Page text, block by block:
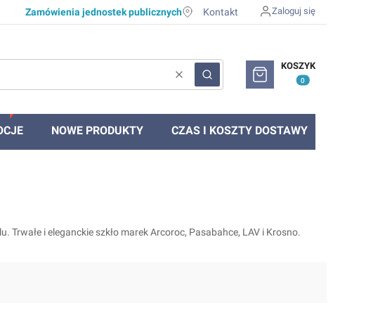
Zamówienia jednostek publicznych Kontakt Zaloguj się
WyczyśćSzukaj
Produkty w koszyku: 0.
KOSZYK
NOWE PRODUKTY CZAS I KOSZTY DOSTAWY
i eleganckie szkło marek Arcoroc, Pasabahce, LAV i Krosno.